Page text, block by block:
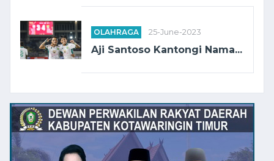
OLAHRAGA 25-June-2023
Aji Santoso Kantongi Nama...